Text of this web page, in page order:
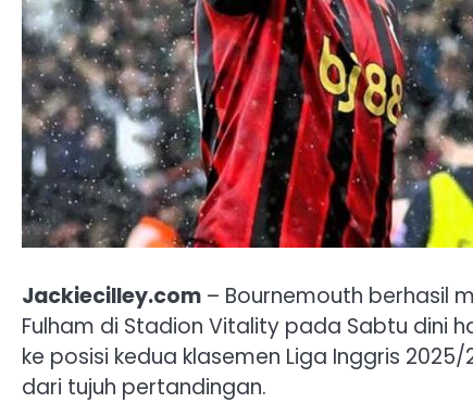
Jackiecilley.com – Bournemouth berhasil
Fulham di Stadion Vitality pada Sabtu dini
ke posisi kedua klasemen Liga Inggris
dari tujuh pertandingan.